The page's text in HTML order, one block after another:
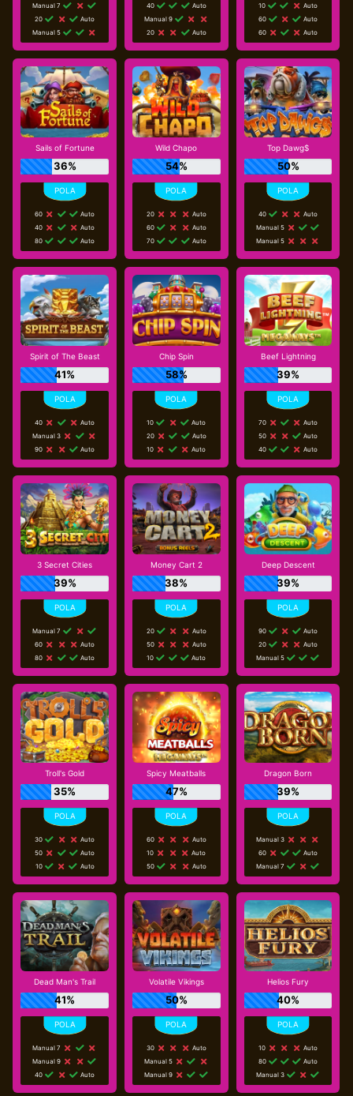
Manual 7
20
Auto
Manual 5
40
Auto
Manual 9
20
Auto
10
Auto
60
Auto
60
Auto
Sails of Fortune
36%
60
Auto
40
Auto
80
Auto
Wild Chapo
54%
20
Auto
60
Auto
70
Auto
Top Dawg$
50%
40
Auto
Manual 5
Manual 5
Spirit of The Beast
41%
40
Auto
Manual 3
90
Auto
Chip Spin
58%
10
Auto
20
Auto
10
Auto
Beef Lightning
39%
70
Auto
50
Auto
40
Auto
3 Secret Cities
39%
Manual 7
60
Auto
80
Auto
Money Cart 2
38%
20
Auto
50
Auto
10
Auto
Deep Descent
39%
90
Auto
20
Auto
Manual 5
Troll's Gold
35%
30
Auto
50
Auto
10
Auto
Spicy Meatballs
47%
60
Auto
10
Auto
50
Auto
Dragon Born
39%
Manual 3
60
Auto
Manual 7
Dead Man's Trail
41%
Manual 7
Manual 9
40
Auto
Volatile Vikings
50%
30
Auto
Manual 5
Manual 9
Helios Fury
40%
10
Auto
80
Auto
Manual 3